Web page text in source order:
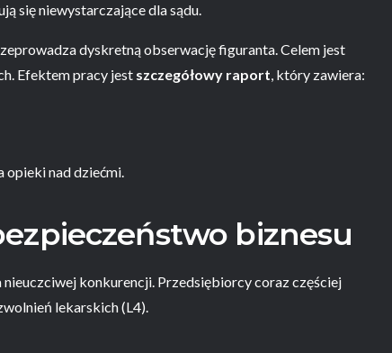
się niewystarczające dla sądu.
dyskretną obserwację figuranta. Celem jest
Efektem pracy jest szczegółowy raport, który zawiera:
opieki nad dziećmi.
biznesu
konkurencji. Przedsiębiorcy coraz częściej
lekarskich (L4).